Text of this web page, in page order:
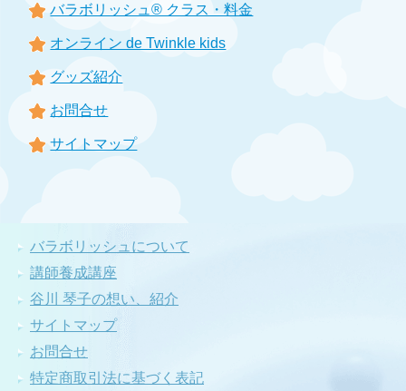
バラボリッシュ® クラス・料金
オンライン de Twinkle kids
グッズ紹介
お問合せ
サイトマップ
バラボリッシュについて
講師養成講座
谷川 琴子の想い、紹介
サイトマップ
お問合せ
特定商取引法に基づく表記